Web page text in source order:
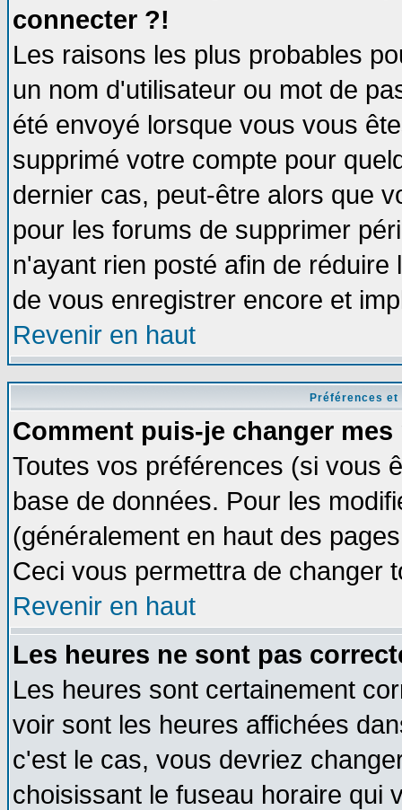
connecter ?!
Les raisons les plus probables
un nom d'utilisateur ou mot de
été envoyé lorsque vous vous
supprimé votre compte pour
dernier cas, peut-être alors que
pour les forums de supprimer
n'ayant rien posté afin de
de vous enregistrer encore et
Revenir en haut
Préférences
Comment puis-je changer mes
Toutes vos préférences (si vous
base de données. Pour les
(généralement en haut des
Ceci vous permettra de changer
Revenir en haut
Les heures ne sont pas
Les heures sont certainement
voir sont les heures affichées
c'est le cas, vous devriez
choisissant le fuseau horaire qui